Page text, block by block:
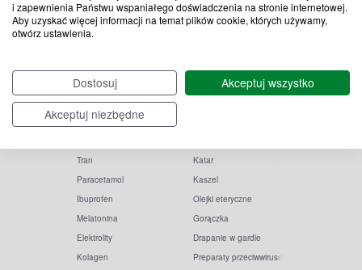
i zapewnienia Państwu wspaniałego doświadczenia na stronie internetowej.
Aby uzyskać więcej informacji na temat plików cookie, których używamy,
otwórz ustawienia.
Dostosuj
Akceptuj wszystko
Akceptuj niezbędne
Popularne zapytania
Witamina D
Witamina C
Tran
Paracetamol
Ibuprofen
Melatonina
Elektrolity
Kolagen
Przeziębienie i grypa
Katar
Kaszel
Olejki eteryczne
Gorączka
Drapanie w gardle
Preparaty przeciwwirusowe